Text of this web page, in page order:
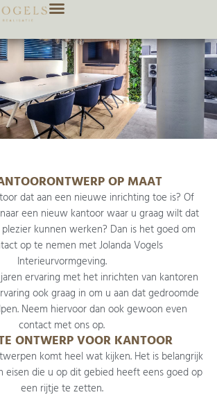
OP MAAT
dat aan een nieuwe inrichting toe is? Of
een nieuw kantoor waar u graag wilt dat
kunnen werken? Dan is het goed om
op te nemen met Jolanda Vogels
Interieurvormgeving.
ervaring met het inrichten van kantoren
ook graag in om u aan dat gedroomde
Neem hiervoor dan ook gewoon even
contact met ons op.
ONTWERP VOOR KANTOOR
komt heel wat kijken. Het is belangrijk
eisen die u op dit gebied heeft eens goed op
een rijtje te zetten.